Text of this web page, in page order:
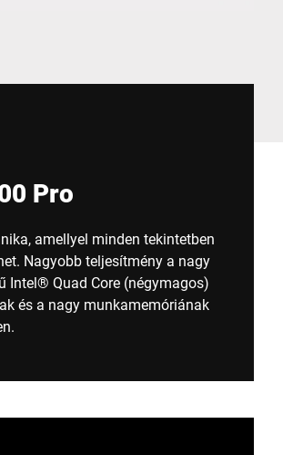
Pro
amellyel minden tekintetben
Nagyobb teljesítmény a nagy
Intel® Quad Core (négymagos)
és a nagy munkamemóriának